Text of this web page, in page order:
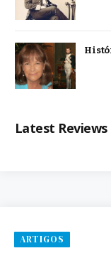
Latest Reviews
ARTIGOS